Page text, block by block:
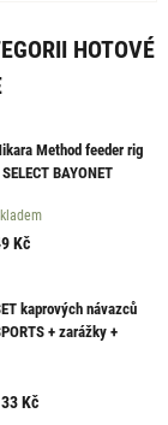
HOTOVÉ
Method feeder rig
BAYONET
Kč
kaprových návazců
+ zarážky +
Kč